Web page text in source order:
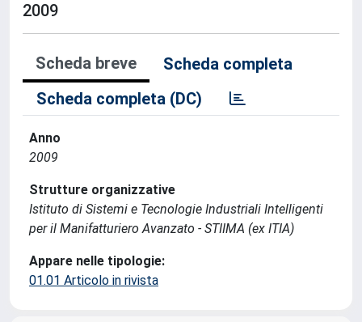
2009
Scheda breve
Scheda completa
Scheda completa (DC)
Anno
2009
Strutture organizzative
Istituto di Sistemi e Tecnologie Industriali Intelligenti
per il Manifatturiero Avanzato - STIIMA (ex ITIA)
Appare nelle tipologie:
01.01 Articolo in rivista